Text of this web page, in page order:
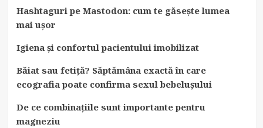
Hashtaguri pe Mastodon: cum te găsește lumea
mai ușor
Igiena și confortul pacientului imobilizat
Băiat sau fetiță? Săptămâna exactă în care
ecografia poate confirma sexul bebelușului
De ce combinațiile sunt importante pentru
magneziu